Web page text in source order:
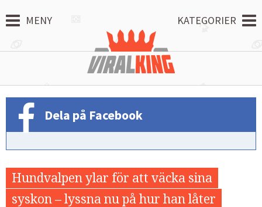
MENY KATEGORIER
Dela på Facebook
Hundvalpen ylar för att väcka sina
syskon – lyssna nu på hur han låter